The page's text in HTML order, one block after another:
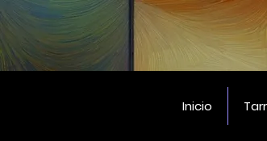
Inicio